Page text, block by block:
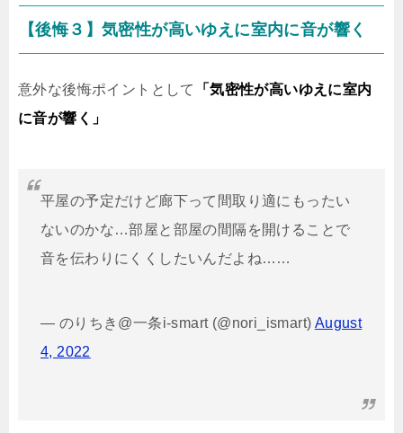
【後悔３】気密性が高いゆえに室内に音が響く
意外な後悔ポイントとして
「気密性が高いゆえに室内
に音が響く」
平屋の予定だけど廊下って間取り適にもったい
ないのかな…部屋と部屋の間隔を開けることで
音を伝わりにくくしたいんだよね……
— のりちき@一条i-smart (@nori_ismart) August
4, 2022